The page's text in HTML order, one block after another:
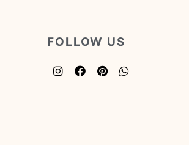
FOLLOW US